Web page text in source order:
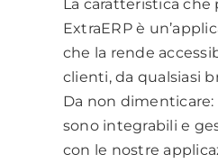
La caratteristica che
ExtraERP è
che la rende
clienti, da qualsiasi
Da non
sono integrabili e
con le nostre